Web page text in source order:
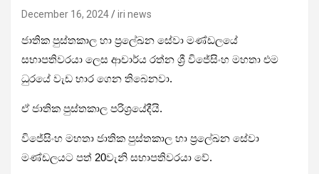
December 16, 2024 iri news
ජාතික පුස්තකාල හා ප්‍රලේඛන සේවා මණ්ඩලයේ
සභාපතිවරයා ලෙස ආචාර්ය රත්න ශ්‍රී විජේසිංහ මහතා එම
ධුරයේ වැඩ භාර ගෙන තිබෙනවා.
ඒ ජාතික පුස්තකාල පරිශ්‍රයේදීයි.
විජේසිංහ මහතා ජාතික පුස්තකාල හා ප්‍රලේඛන සේවා
මණ්ඩලයට පත් 20වැනි සභාපතිවරයා වේ.